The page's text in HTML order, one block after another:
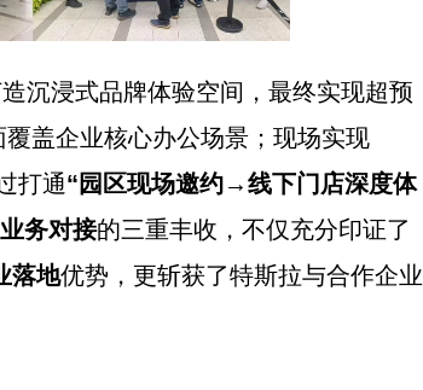
浸式品牌体验空间，最终实现超预
覆盖企业核心办公场景；现场实现
打通“园区现场邀约→线下门店深度体
务对接的三重丰收，不仅充分印证了
落地优势，更斩获了特斯拉与合作企业